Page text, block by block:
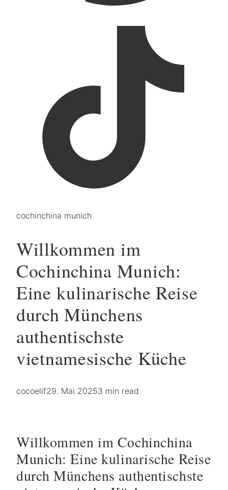
cochinchina munich
Willkommen im
Cochinchina Munich:
Eine kulinarische Reise
durch Münchens
authentischste
vietnamesische Küche
cocoelif29. Mai 20253 min read
Willkommen im Cochinchina
Munich: Eine kulinarische Reise
durch Münchens authentischste